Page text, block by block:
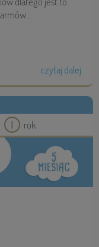
...
czytaj dalej
rok